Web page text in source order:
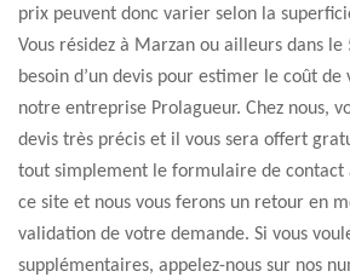
prix peuvent donc varier selon la
Vous résidez à Marzan ou ailleurs dans le
besoin d’un devis pour estimer le coût
notre entreprise Prolagueur. Chez nous,
devis très précis et il vous sera offert
tout simplement le formulaire de contact
ce site et nous vous ferons un retour en
validation de votre demande. Si vous
supplémentaires, appelez-nous sur nos